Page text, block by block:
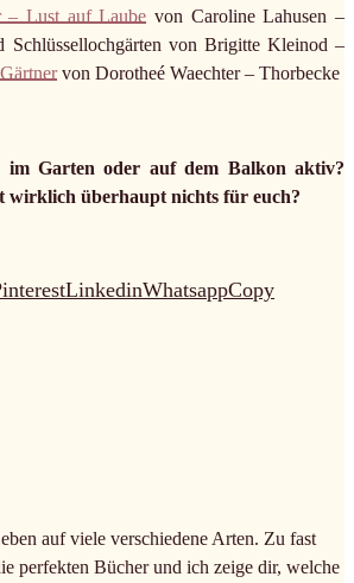
– Lust auf Laube von Caroline Lahusen –
Schlüssellochgärten von Brigitte Kleinod –
von Dorotheé Waechter – Thorbecke
im Garten oder auf dem Balkon aktiv?
wirklich überhaupt nichts für euch?
LinkedinWhatsappCopy
auf viele verschiedene Arten. Zu fast
perfekten Bücher und ich zeige dir, welche